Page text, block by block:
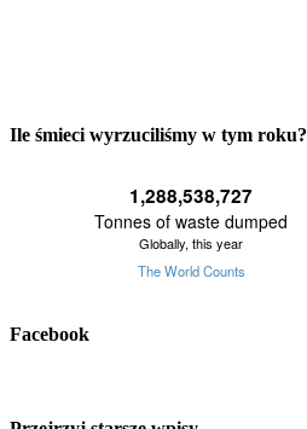
Ile śmieci wyrzuciliśmy w tym roku?
Facebook